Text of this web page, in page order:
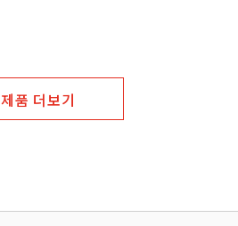
제품 더보기